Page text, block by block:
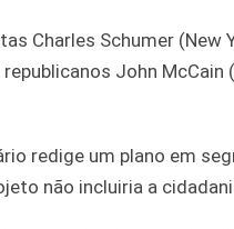
Charles Schumer (New
John
redige um plano em
não incluiria a